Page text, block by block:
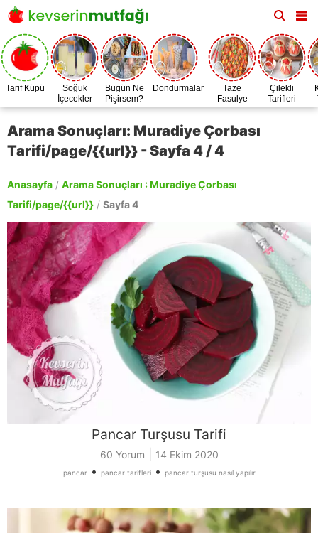
Tarif Küpü
Soğuk
İçecekler
Bugün Ne
Pişirsem?
Dondurmalar
Taze
Fasulye
Zamanı
Çilekli
Tarifleri
Arama Sonuçları: Muradiye Çorbası
Tarifi/page/{{url}} - Sayfa 4 / 4
Anasayfa / Arama Sonuçları : Muradiye Çorbası
Tarifi/page/{{url}} / Sayfa 4
Pancar Turşusu Tarifi
60 Yorum 14 Ekim 2020
pancar• pancar tarifleri• pancar turşusu nasıl yapılır